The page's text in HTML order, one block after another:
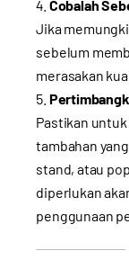
Cobalah
Jika
sebelum
merasakan
Pastikan
tambahan
stand, atau
diperlukan
penggunaan